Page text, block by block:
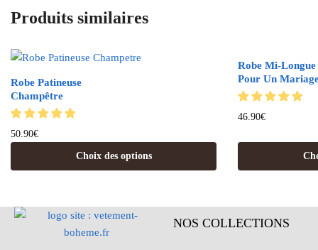
Produits similaires
Robe Patineuse
Champêtre
50.90€
Choix des options
Robe Mi-Longue
Pour Un
46.90€
NOS COLLECTIONS